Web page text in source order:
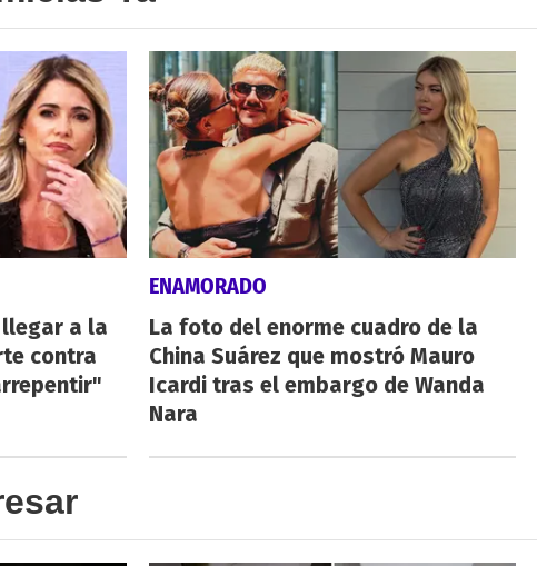
a la
contra
ENAMORADO
La foto del enorme cuadro de la
China Suárez que mostró Mauro
Icardi tras el embargo de Wanda
Nara